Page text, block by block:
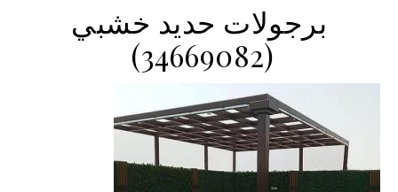
برجولات حديد خشبي
‫(34669082)‬ ‫‬